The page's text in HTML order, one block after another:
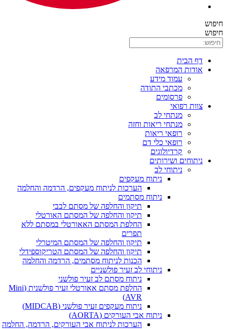
ריאות וחזה
הערכות לניתוח מעקפים, הרדמה והחלמה
תיקון והחלפה של מסתם לבבי
תיקון והחלפה של המסתם האורטלי
החלפת המסתם האאורטלי במסתם ללא
תיקון והחלפה של המסתם המיטרלי
תיקון והחלפה של המסתם הטריקוספידלי
הכנות לניתוח מסתמים, הרדמה והחלמה
ניתוחי לב זעיר פולשניים
ניתוח מסתם לב זעיר פולשני
החלפת מסתם אאורטלי זעיר פולשנית (Mini
ניתוח מעקפים זעיר פולשני (MIDCAB)
ניתוח אבי העורקים (AORTA)
הערכות לניתוח אבי העורקים, הרדמה, החלמה